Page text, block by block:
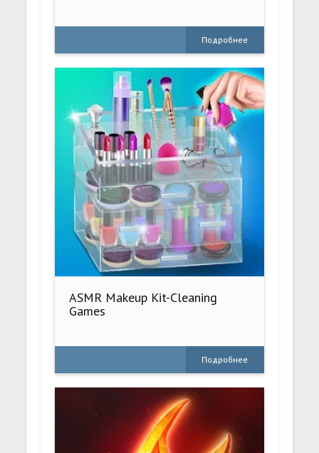
Подробнее
ASMR Makeup Kit-Cleaning
Games
Подробнее